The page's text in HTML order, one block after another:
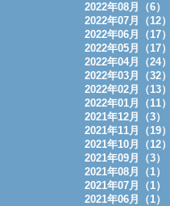
2022年08月（6）
2022年07月（12）
2022年06月（17）
2022年05月（17）
2022年04月（24）
2022年03月（32）
2022年02月（13）
2022年01月（11）
2021年12月（3）
2021年11月（19）
2021年10月（12）
2021年09月（3）
2021年08月（1）
2021年07月（1）
2021年06月（1）